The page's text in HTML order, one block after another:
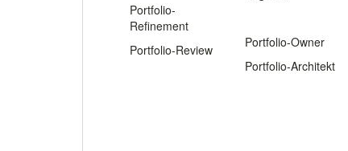
Portfolio-
Refinement
Portfolio-Review
Portfolio-Owner
Portfolio-Architekt